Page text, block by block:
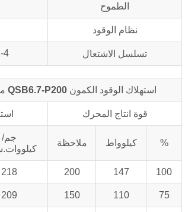
الطموح
نظام الوقود
تسلسل الاشتعال 4
استهلاك الوقود الكمونQSB6.7-P200
قوة انتاج المحرك
% كيلوواط ملاحظة
جم/
100
147
200
218
75
110
150
209